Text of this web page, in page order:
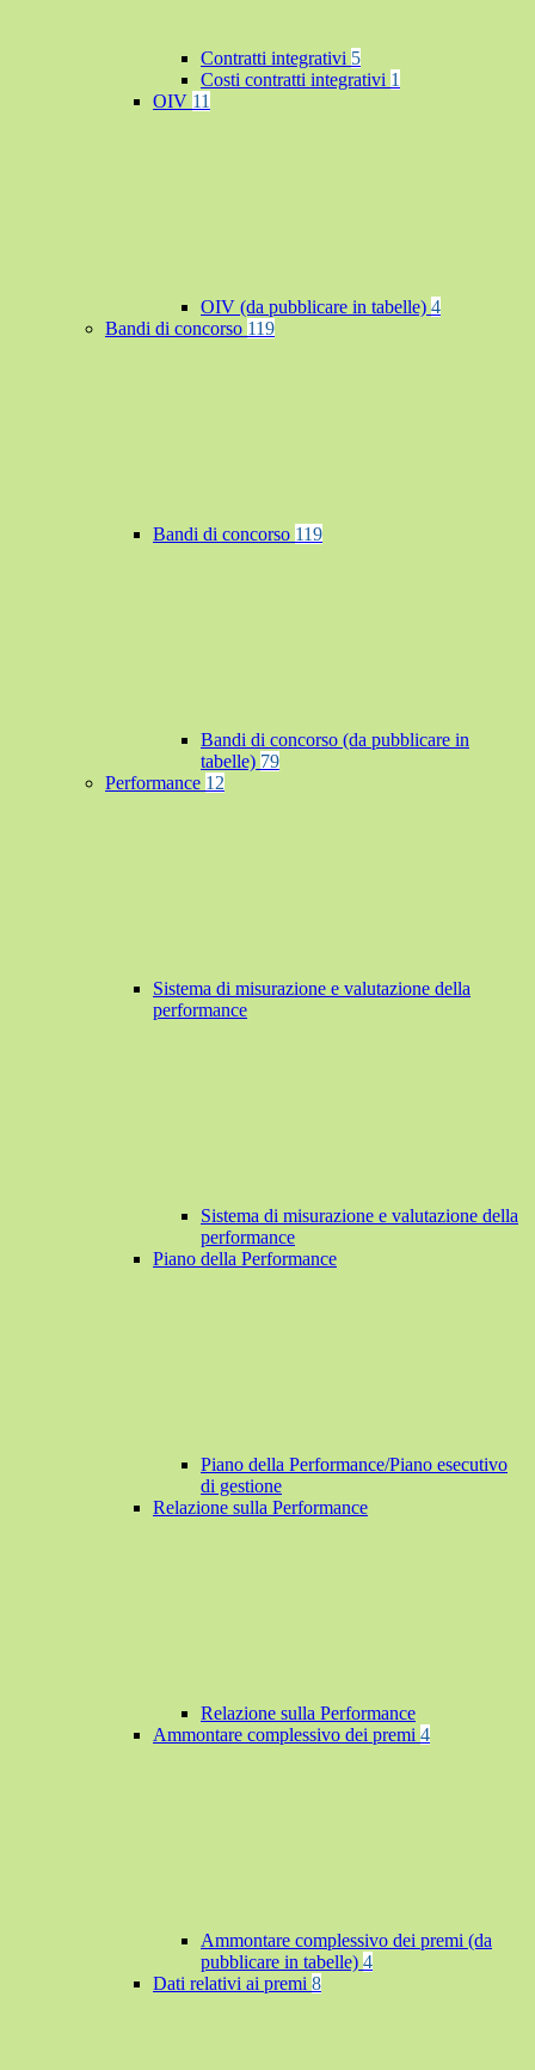
Contratti integrativi 5
Costi contratti integrativi 1
OIV 11
OIV (da pubblicare in tabelle) 4
Bandi di concorso 119
Bandi di concorso 119
Bandi di concorso (da pubblicare in
tabelle) 79
Performance 12
Sistema di misurazione e valutazione della
performance
Sistema di misurazione e valutazione della
performance
Piano della Performance
Piano della Performance/Piano esecutivo
di gestione
Relazione sulla Performance
Relazione sulla Performance
Ammontare complessivo dei premi 4
Ammontare complessivo dei premi (da
pubblicare in tabelle) 4
Dati relativi ai premi 8